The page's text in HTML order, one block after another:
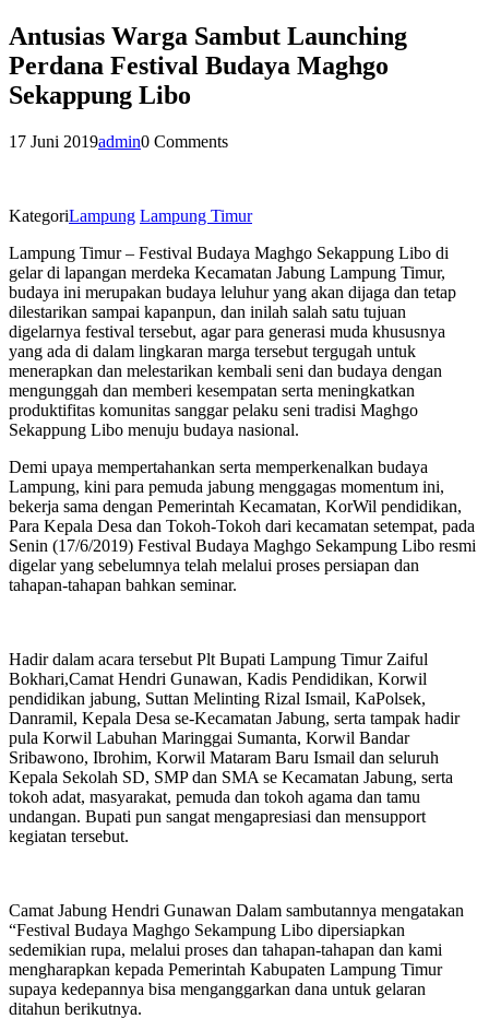
Antusias Warga Sambut Launching
Perdana Festival Budaya Maghgo
Sekappung Libo
17 Juni 2019admin0 Comments
KategoriLampung Lampung Timur
Lampung Timur – Festival Budaya Maghgo Sekappung Libo di
gelar di lapangan merdeka Kecamatan Jabung Lampung Timur,
budaya ini merupakan budaya leluhur yang akan dijaga dan tetap
dilestarikan sampai kapanpun, dan inilah salah satu tujuan
digelarnya festival tersebut, agar para generasi muda khususnya
yang ada di dalam lingkaran marga tersebut tergugah untuk
menerapkan dan melestarikan kembali seni dan budaya dengan
mengunggah dan memberi kesempatan serta meningkatkan
produktifitas komunitas sanggar pelaku seni tradisi Maghgo
Sekappung Libo menuju budaya nasional.
Demi upaya mempertahankan serta memperkenalkan budaya
Lampung, kini para pemuda jabung menggagas momentum ini,
bekerja sama dengan Pemerintah Kecamatan, KorWil pendidikan,
Para Kepala Desa dan Tokoh-Tokoh dari kecamatan setempat, pada
Senin (17/6/2019) Festival Budaya Maghgo Sekampung Libo resmi
digelar yang sebelumnya telah melalui proses persiapan dan
tahapan-tahapan bahkan seminar.
Hadir dalam acara tersebut Plt Bupati Lampung Timur Zaiful
Bokhari,Camat Hendri Gunawan, Kadis Pendidikan, Korwil
pendidikan jabung, Suttan Melinting Rizal Ismail, KaPolsek,
Danramil, Kepala Desa se-Kecamatan Jabung, serta tampak hadir
pula Korwil Labuhan Maringgai Sumanta, Korwil Bandar
Sribawono, Ibrohim, Korwil Mataram Baru Ismail dan seluruh
Kepala Sekolah SD, SMP dan SMA se Kecamatan Jabung, serta
tokoh adat, masyarakat, pemuda dan tokoh agama dan tamu
undangan. Bupati pun sangat mengapresiasi dan mensupport
kegiatan tersebut.
Camat Jabung Hendri Gunawan Dalam sambutannya mengatakan
“Festival Budaya Maghgo Sekampung Libo dipersiapkan
sedemikian rupa, melalui proses dan tahapan-tahapan dan kami
mengharapkan kepada Pemerintah Kabupaten Lampung Timur
supaya kedepannya bisa menganggarkan dana untuk gelaran
ditahun berikutnya.